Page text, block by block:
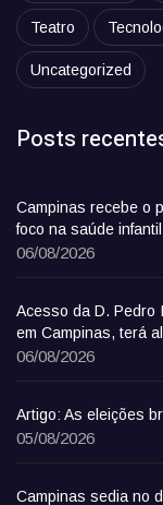
Teatro
Uncategorized
Posts
Campinas recebe o
foco na saúde infantil
06/08/2026
Acesso da D. Pedro
em Campinas, terá
06/08/2026
Artigo: As eleições
05/08/2026
Campinas sedia no